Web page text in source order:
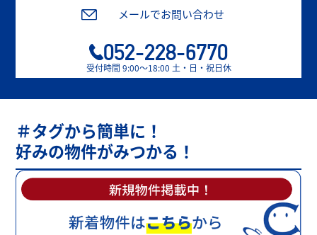
メールでお問い合わせ
052-228-6770
受付時間 9:00〜18:00 土・日・祝日休
＃タグから簡単に！
好みの物件がみつかる！